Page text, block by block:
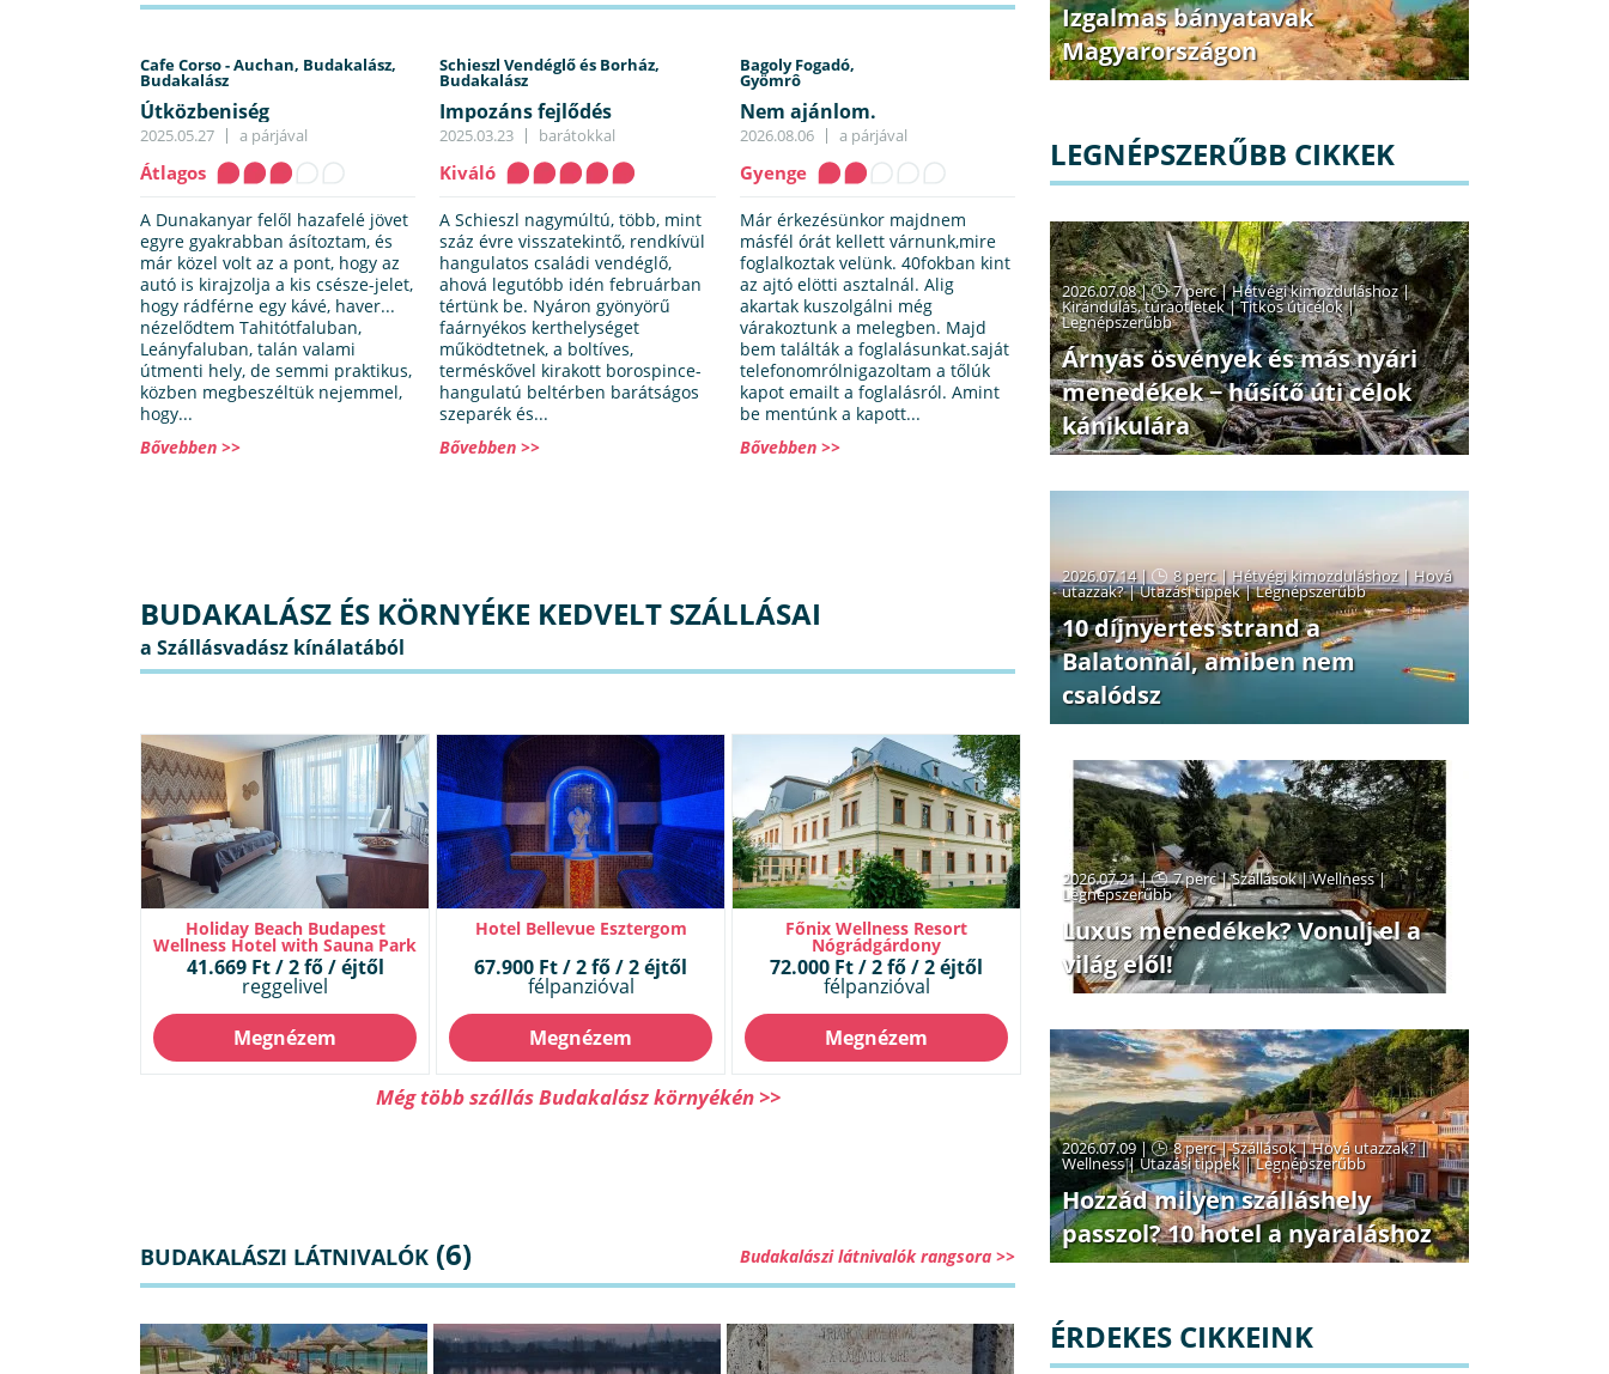
Cafe Corso - Auchan, Budakalász,
Budakalász
Útközbeniség
2025.05.27 a párjával
Átlagos
A Dunakanyar felől hazafelé jövet
egyre gyakrabban ásítoztam, és
már közel volt az a pont, hogy az
autó is kirajzolja a kis csésze-jelet,
hogy rádférne egy kávé, haver...
nézelődtem Tahitótfaluban,
Leányfaluban, talán valami
útmenti hely, de semmi praktikus,
közben megbeszéltük nejemmel,
hogy...
Bővebben >>
Schieszl Vendéglő és Borház,
Budakalász
Impozáns fejlődés
2025.03.23 barátokkal
Kiváló
A Schieszl nagymúltú, több, mint
száz évre visszatekintő, rendkívül
hangulatos családi vendéglő,
ahová legutóbb idén februárban
tértünk be. Nyáron gyönyörű
faárnyékos kerthelységet
működtetnek, a boltíves,
terméskővel kirakott borospince-
hangulatú beltérben barátságos
szeparék és...
Bővebben >>
Bagoly Fogadó,
Gyömrô
Nem ajánlom.
2026.08.06 a párjával
Gyenge
Már érkezésünkor majdnem
másfél órát kellett várnunk,mire
foglalkoztak velünk. 40fokban kint
az ajtó elötti asztalnál. Alig
akartak kuszolgálni még
várakoztunk a melegben. Majd
bem találták a foglalásunkat.saját
telefonomrólnigazoltam a tőlúk
kapot emailt a foglalásról. Amint
be mentúnk a kapott...
Bővebben >>
BUDAKALÁSZ ÉS KÖRNYÉKE KEDVELT SZÁLLÁSAI
Holiday Beach Budapest
Wellness Hotel with Sauna Park
41.669 Ft / 2 fő / éjtől
reggelivel
Megnézem
Hotel Bellevue Esztergom
67.900 Ft / 2 fő / 2 éjtől
félpanzióval
Megnézem
Főnix Wellness Resort
Nógrádgárdony
72.000 Ft / 2 fő / 2 éjtől
félpanzióval
Megnézem
Még több szállás Budakalász környékén >>
BUDAKALÁSZI LÁTNIVALÓK (6) Budakalászi látnivalók rangsora >>
Izgalmas bányatavak
Magyarországon
LEGNÉPSZERŰBB CIKKEK
2026.07.08 | 7 perc|Hétvégi kimozduláshoz|
Kirándulás, túraötletek|Titkos úticélok|
Legnépszerűbb
Árnyas ösvények és más nyári
menedékek − hűsítő úti célok
kánikulára
2026.07.14 | 8 perc| Hétvégi kimozduláshoz| Hová
utazzak?|Utazási tippek|Legnépszerűbb
10 díjnyertes strand a
Balatonnál, amiben nem
csalódsz
2026.07.21 | 7 perc|Szállások|Wellness|
Legnépszerűbb
Luxus menedékek? Vonulj el a
világ elől!
2026.07.09 | 8 perc|Szállások|Hová utazzak?|
Wellness|Utazási tippek|Legnépszerűbb
Hozzád milyen szálláshely
passzol? 10 hotel a nyaraláshoz
ÉRDEKES CIKKEINK